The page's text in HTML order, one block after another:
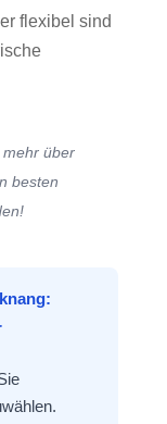
flexibel sind
mehr über
besten